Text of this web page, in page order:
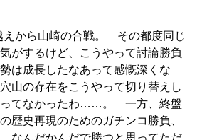
えから山崎の合戦。 その都度同じ
がするけど、こうやって討論勝負
は成長したなあって感慨深くな
山の存在をこうやって切り替えし
ってなかったわ……。 一方、終盤
歴史再現のためのガチンコ勝負、
なんだかんだで勝つと思ってただ